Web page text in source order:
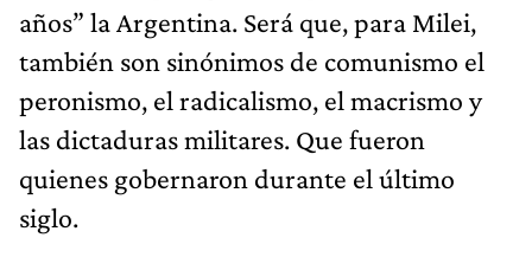
años” la Argentina. Será que, para Milei,
también son sinónimos de comunismo el
peronismo, el radicalismo, el macrismo y
las dictaduras militares. Que fueron
quienes gobernaron durante el último
siglo.